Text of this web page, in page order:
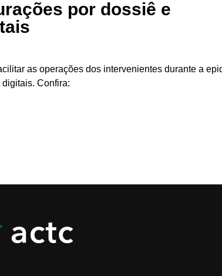
por dossiê e
as operações dos intervenientes durante a
Confira: